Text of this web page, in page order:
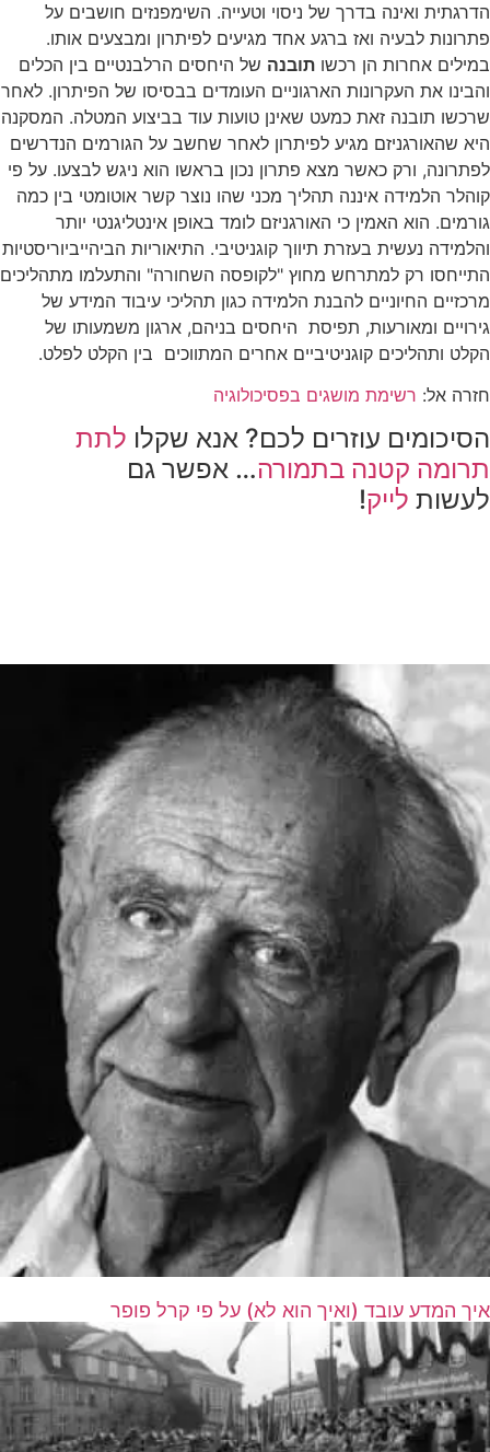
הדרגתית ואינה בדרך של ניסוי וטעייה. השימפנזים חושבים על
פתרונות לבעיה ואז ברגע אחד מגיעים לפיתרון ומבצעים אותו.
במילים אחרות הן רכשו תובנה של היחסים הרלבנטיים בין הכלים
והבינו את העקרונות הארגוניים העומדים בבסיסו של הפיתרון. לאחר
שרכשו תובנה זאת כמעט שאינן טועות עוד בביצוע המטלה. המסקנה
היא שהאורגניזם מגיע לפיתרון לאחר שחשב על הגורמים הנדרשים
לפתרונה, ורק כאשר מצא פתרון נכון בראשו הוא ניגש לבצעו. על פי
קוהלר הלמידה איננה תהליך מכני שהו נוצר קשר אוטומטי בין כמה
גורמים. הוא האמין כי האורגניזם לומד באופן אינטליגנטי יותר
והלמידה נעשית בעזרת תיווך קוגניטיבי. התיאוריות הביהייביוריסטיות
התייחסו רק למתרחש מחוץ "לקופסה השחורה" והתעלמו מתהליכים
מרכזיים החיוניים להבנת הלמידה כגון תהליכי עיבוד המידע של
גירויים ומאורעות, תפיסת היחסים בניהם, ארגון משמעותו של
הקלט ותהליכים קוגניטיביים אחרים המתווכים בין הקלט לפלט.
חזרה אל: רשימת מושגים בפסיכולוגיה
הסיכומים עוזרים לכם? אנא שקלו לתת
תרומה קטנה בתמורה… אפשר גם
לעשות לייק!
איך המדע עובד (ואיך הוא לא) על פי קרל פופר